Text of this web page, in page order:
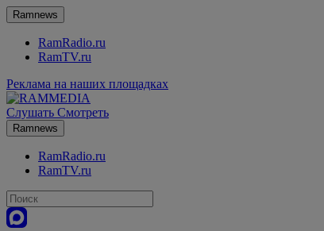
Ramnews
RamRadio.ru
RamTV.ru
Реклама на наших площадках
Слушать Смотреть
Ramnews
RamRadio.ru
RamTV.ru